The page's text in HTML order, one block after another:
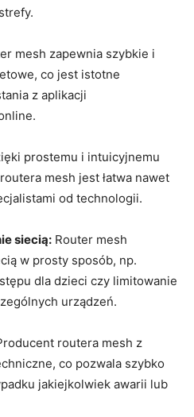
mesh zapewnia szybkie i
co jest istotne
z aplikacji
prostemu i intuicyjnemu
mesh jest łatwa nawet
od technologii.
siecią: Router mesh
w prosty sposób, np.
dla dzieci czy limitowanie
urządzeń.
routera mesh z
co pozwala szybko
jakiejkolwiek awarii lub